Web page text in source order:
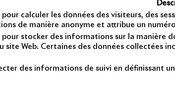
calculer les données des visiteurs, des
de manière anonyme et attribue un
stocker des informations sur la manière
site Web. Certaines des données collectées
des informations de suivi en définissant